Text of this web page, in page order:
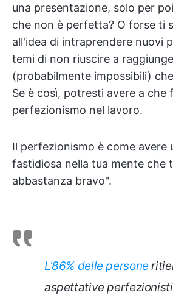
una presentazione, solo per
che non è perfetta? O forse ti
all'idea di intraprendere nuovi
temi di non riuscire a
(probabilmente impossibili)
Se è così, potresti avere a che
perfezionismo nel lavoro.
Il perfezionismo è come avere
fastidiosa nella tua mente che
abbastanza bravo".
L'86% delle persone
aspettative